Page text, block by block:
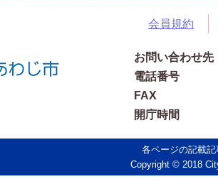
会員規約
お問い合わせ先
電話番号
FAX
開庁時間
各ページの記載
Copyright © 2018